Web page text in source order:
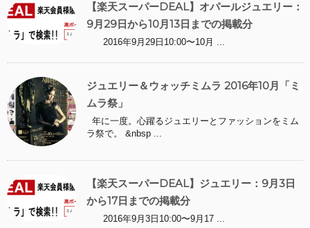
【楽天スーパーDEAL】オパールジュエリー：
9月29日から10月13日までの掲載分
2016年9月29日10:00〜10月 ...
ジュエリー＆ウォッチミムラ 2016年10月「ミ
ムラ祭」
年に一度。心躍るジュエリーとファッションをミム
ラ祭で。 &nbsp ...
【楽天スーパーDEAL】ジュエリー：9月3日
から17日までの掲載分
2016年9月3日10:00〜9月17 ...